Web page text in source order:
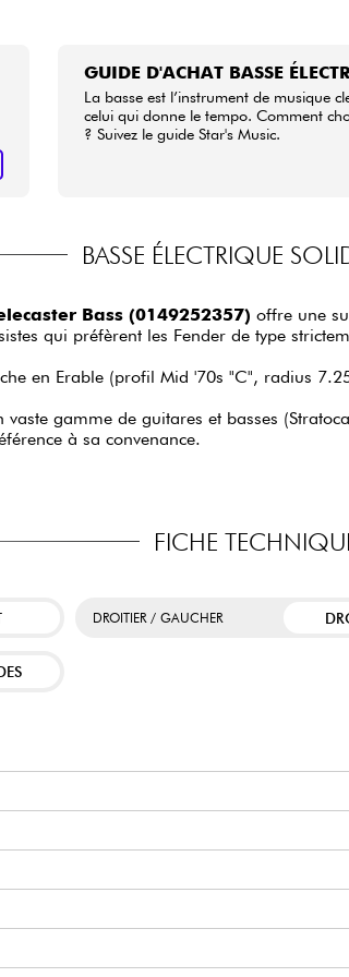
GUIDE D'ACHAT BASSE
La basse est l’instrument de musique
celui qui donne le tempo. Comment
? Suivez le guide Star's Music.
BASSE ÉLECTRIQUE
Bass (0149252357) offre une
qui préfèrent les Fender de type
en Erable (profil Mid '70s "C", radius
gamme de guitares et basses
à sa convenance.
FICHE
DROITIER / GAUCHER